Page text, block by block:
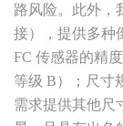
路风险。此外，
接），提供多种
FC 传感器的精
等级 B）；尺寸
需求提供其他尺